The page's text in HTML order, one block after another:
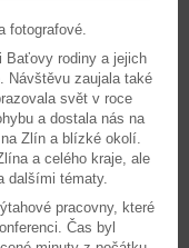
fotografové.
Baťovy rodiny a jejich
Návštěvu zaujala také
svět v roce
a dostala nás na
Zlín a blízké okolí.
a celého kraje, ale
dalšími tématy.
pracovny, které
Čas byl